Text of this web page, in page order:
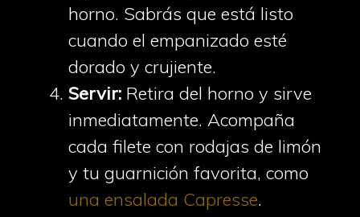
horno. Sabrás que está listo
cuando el empanizado esté
dorado y crujiente.
Servir: Retira del horno y sirve
inmediatamente. Acompaña
cada filete con rodajas de limón
y tu guarnición favorita, como
una ensalada Capresse.